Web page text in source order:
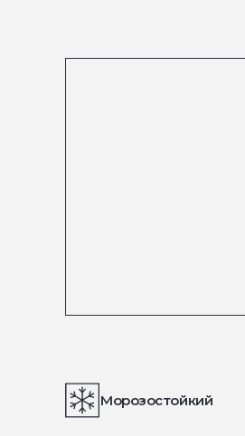
Морозостойкий